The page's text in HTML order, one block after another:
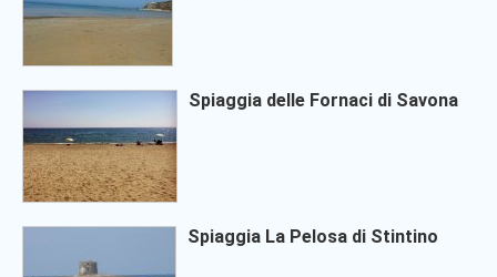
Spiaggia delle Fornaci di Savona
Spiaggia La Pelosa di Stintino